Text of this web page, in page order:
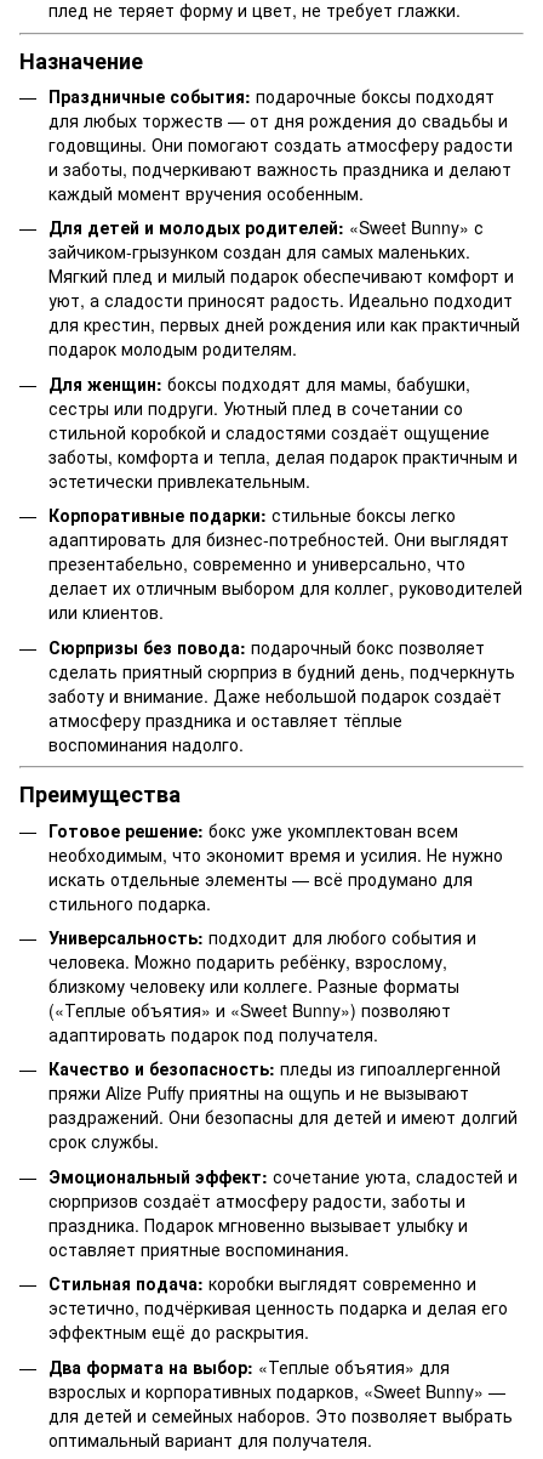
плед не теряет форму и цвет, не требует глажки.
Назначение
Праздничные события: подарочные боксы подходят
для любых торжеств — от дня рождения до свадьбы и
годовщины. Они помогают создать атмосферу радости
и заботы, подчеркивают важность праздника и делают
каждый момент вручения особенным.
Для детей и молодых родителей: «Sweet Bunny» с
зайчиком-грызунком создан для самых маленьких.
Мягкий плед и милый подарок обеспечивают комфорт и
уют, а сладости приносят радость. Идеально подходит
для крестин, первых дней рождения или как практичный
подарок молодым родителям.
Для женщин: боксы подходят для мамы, бабушки,
сестры или подруги. Уютный плед в сочетании со
стильной коробкой и сладостями создаёт ощущение
заботы, комфорта и тепла, делая подарок практичным и
эстетически привлекательным.
Корпоративные подарки: стильные боксы легко
адаптировать для бизнес-потребностей. Они выглядят
презентабельно, современно и универсально, что
делает их отличным выбором для коллег, руководителей
или клиентов.
Сюрпризы без повода: подарочный бокс позволяет
сделать приятный сюрприз в будний день, подчеркнуть
заботу и внимание. Даже небольшой подарок создаёт
атмосферу праздника и оставляет тёплые
воспоминания надолго.
Преимущества
Готовое решение: бокс уже укомплектован всем
необходимым, что экономит время и усилия. Не нужно
искать отдельные элементы — всё продумано для
стильного подарка.
Универсальность: подходит для любого события и
человека. Можно подарить ребёнку, взрослому,
близкому человеку или коллеге. Разные форматы
(«Теплые объятия» и «Sweet Bunny») позволяют
адаптировать подарок под получателя.
Качество и безопасность: пледы из гипоаллергенной
пряжи Alize Puffy приятны на ощупь и не вызывают
раздражений. Они безопасны для детей и имеют долгий
срок службы.
Эмоциональный эффект: сочетание уюта, сладостей и
сюрпризов создаёт атмосферу радости, заботы и
праздника. Подарок мгновенно вызывает улыбку и
оставляет приятные воспоминания.
Стильная подача: коробки выглядят современно и
эстетично, подчёркивая ценность подарка и делая его
эффектным ещё до раскрытия.
Два формата на выбор: «Теплые объятия» для
взрослых и корпоративных подарков, «Sweet Bunny» —
для детей и семейных наборов. Это позволяет выбрать
оптимальный вариант для получателя.